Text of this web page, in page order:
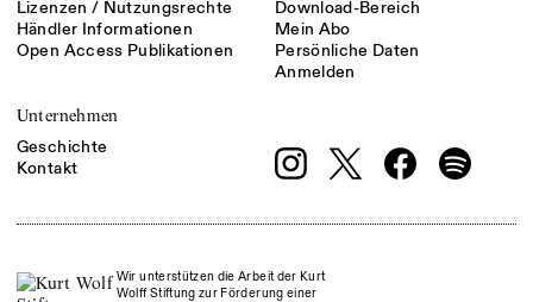
Lizenzen / Nutzungsrechte
Händler Informationen
Open Access Publikationen
Download-Bereich
Mein Abo
Persönliche Daten
Anmelden
Unternehmen
Geschichte
Kontakt
Wir unterstützen die Arbeit der Kurt
Wolff Stiftung zur Förderung einer